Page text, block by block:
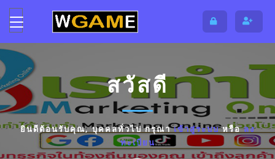
สวัสดี
ยินดีต้อนรับคุณ,บุคคลทั่วไปกรุณาเข้าสู่ระบบหรือลง
ทะเบียน